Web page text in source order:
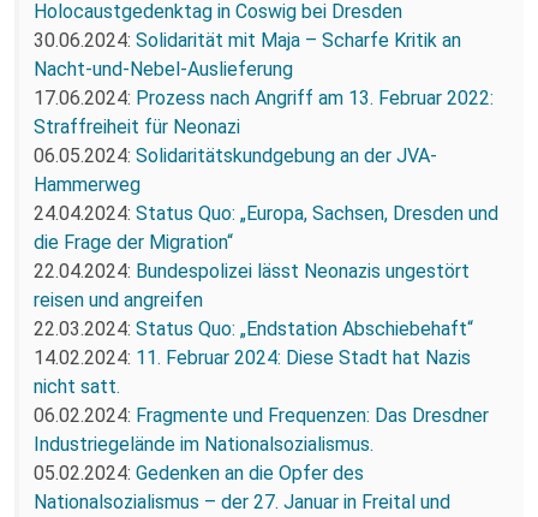
Holocaustgedenktag in Coswig bei Dresden
30.06.2024: Solidarität mit Maja – Scharfe Kritik an
Nacht-und-Nebel-Auslieferung
17.06.2024: Prozess nach Angriff am 13. Februar 2022:
Straffreiheit für Neonazi
06.05.2024: Solidaritätskundgebung an der JVA-
Hammerweg
24.04.2024: Status Quo: „Europa, Sachsen, Dresden und
die Frage der Migration“
22.04.2024: Bundespolizei lässt Neonazis ungestört
reisen und angreifen
22.03.2024: Status Quo: „Endstation Abschiebehaft“
14.02.2024: 11. Februar 2024: Diese Stadt hat Nazis
nicht satt.
06.02.2024: Fragmente und Frequenzen: Das Dresdner
Industriegelände im Nationalsozialismus.
05.02.2024: Gedenken an die Opfer des
Nationalsozialismus – der 27. Januar in Freital und